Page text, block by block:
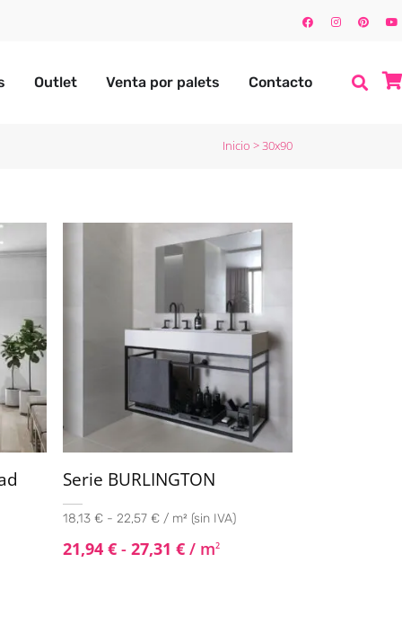
Outlet Venta por palets Contacto
Inicio >30x90
Serie BURLINGTON
18,13 € - 22,57 € / m² (sin IVA)
21,94 € - 27,31 €/ m2